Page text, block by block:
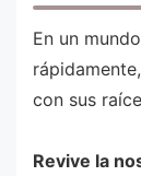
En un
con sus
Revive la